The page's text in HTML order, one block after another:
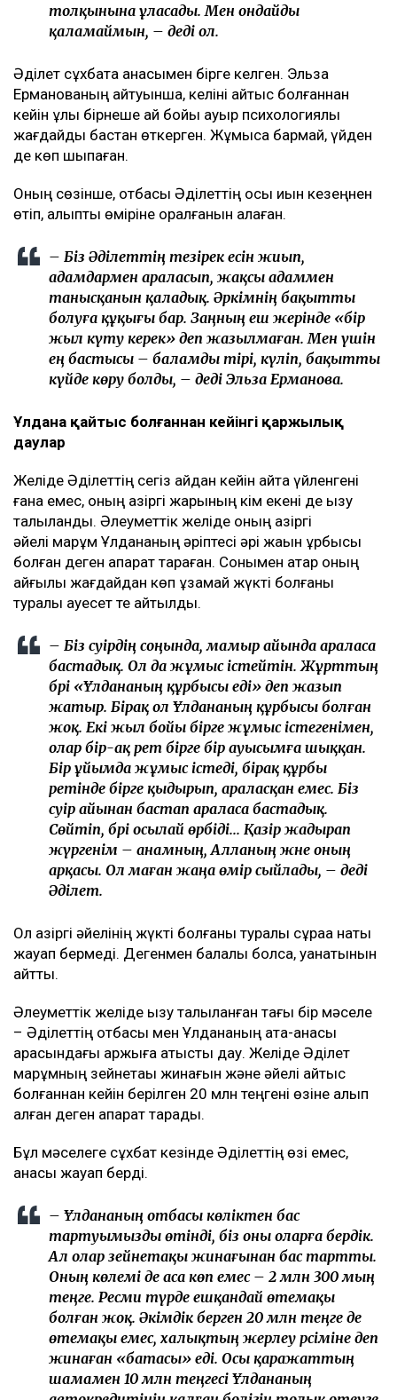
толқынына ұласады. Мен ондайды
қаламаймын, – деді ол.
Әділет сұхбатқа анасымен бірге келген. Эльза
Ерманованың айтуынша, келіні қайтыс болғаннан
кейін ұлы бірнеше ай бойы ауыр психологиялық
жағдайды бастан өткерген. Жұмысқа бармай, үйден
де көп шықпаған.
Оның сөзінше, отбасы Әділеттің осы қиын кезеңнен
өтіп, қалыпты өміріне оралғанын қалаған.
– Біз Әділеттің тезірек есін жиып,
адамдармен араласып, жақсы адаммен
танысқанын қаладық. Әркімнің бақытты
болуға құқығы бар. Заңның еш жерінде «бір
жыл күту керек» деп жазылмаған. Мен үшін
ең бастысы – баламды тірі, күліп, бақытты
күйде көру болды, – деді Эльза Ерманова.
Ұлдана қайтыс болғаннан кейінгі қаржылық
даулар
Желіде Әділеттің сегіз айдан кейін қайта үйленгені
ғана емес, оның қазіргі жарының кім екені де қызу
талқыланды. Әлеуметтік желіде оның қазіргі
әйелі марқұм Ұлдананың әріптесі әрі жақын құрбысы
болған деген ақпарат тараған. Сонымен қатар оның
қайғылы жағдайдан көп ұзамай жүкті болғаны
туралы қауесет те айтылды.
– Біз сәуірдің соңында, мамыр айында араласа
бастадық. Ол да жұмыс істейтін. Жұрттың
бәрі «Ұлдананың құрбысы еді» деп жазып
жатыр. Бірақ ол Ұлдананың құрбысы болған
жоқ. Екі жыл бойы бірге жұмыс істегенімен,
олар бір-ақ рет бірге бір ауысымға шыққан.
Бір ұйымда жұмыс істеді, бірақ құрбы
ретінде бірге қыдырып, араласқан емес. Біз
сәуір айынан бастап араласа бастадық.
Сөйтіп, бәрі осылай өрбіді... Қазір жадырап
жүргенім – анамның, Алланың және оның
арқасы. Ол маған жаңа өмір сыйлады, – деді
Әділет.
Ол қазіргі әйелінің жүкті болғаны туралы сұраққа нақты
жауап бермеді. Дегенмен балалы болса, қуанатынын
айтты.
Әлеуметтік желіде қызу талқыланған тағы бір мәселе
– Әділеттің отбасы мен Ұлдананың ата-анасы
арасындағы қаржыға қатысты дау. Желіде Әділет
марқұмның зейнетақы жинағын және әйелі қайтыс
болғаннан кейін берілген 20 млн теңгені өзіне алып
қалған деген ақпарат тарады.
Бұл мәселеге сұхбат кезінде Әділеттің өзі емес,
анасы жауап берді.
– Ұлдананың отбасы көліктен бас
тартуымызды өтінді, біз оны оларға бердік.
Ал олар зейнетақы жинағынан бас тартты.
Оның көлемі де аса көп емес – 2 млн 300 мың
теңге. Ресми түрде ешқандай өтемақы
болған жоқ. Әкімдік берген 20 млн теңге де
өтемақы емес, халықтың жерлеу рәсіміне деп
жинаған «батасы» еді. Осы қаражаттың
шамамен 10 млн теңгесі Ұлдананың